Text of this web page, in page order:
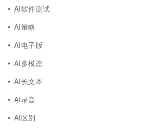
AI软件测试
AI策略
AI电子版
AI多模态
AI长文本
AI录音
AI区别